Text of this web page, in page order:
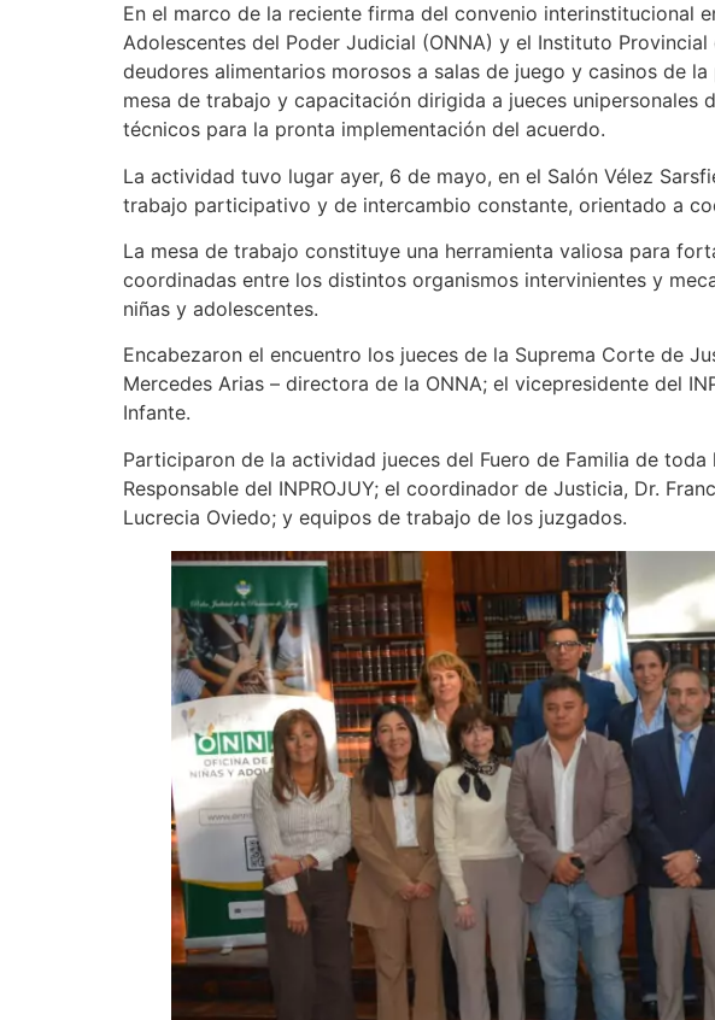
En el marco de la reciente firma del convenio interinstitucional
Adolescentes del Poder Judicial (ONNA) y el Instituto
deudores alimentarios morosos a salas de juego y casinos de
mesa de trabajo y capacitación dirigida a jueces unipersonales
técnicos para la pronta implementación del acuerdo.
La actividad tuvo lugar ayer, 6 de mayo, en el Salón Vélez
trabajo participativo y de intercambio constante, orientado a
La mesa de trabajo constituye una herramienta valiosa para
coordinadas entre los distintos organismos intervinientes y
niñas y adolescentes.
Encabezaron el encuentro los jueces de la Suprema Corte de
Mercedes Arias – directora de la ONNA; el vicepresidente del
Infante.
Participaron de la actividad jueces del Fuero de Familia de
Responsable del INPROJUY; el coordinador de Justicia, Dr.
Lucrecia Oviedo; y equipos de trabajo de los juzgados.